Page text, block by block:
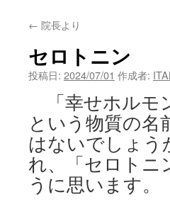
← 院長より
セロトニン
投稿日: 2024/07/01 作成者:
「幸せホルモ
という物質の
はないでしょう
れ、「セロトニ
うに思います。